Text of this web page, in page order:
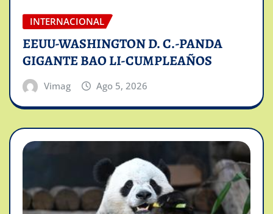
INTERNACIONAL
EEUU-WASHINGTON D. C.-PANDA
GIGANTE BAO LI-CUMPLEAÑOS
Vimag Ago 5, 2026